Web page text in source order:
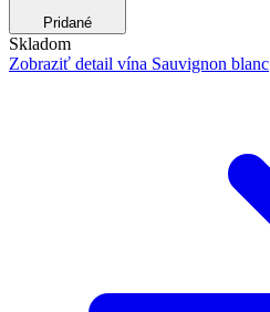
Pridané
Skladom
Zobraziť detail vína Sauvignon blanc